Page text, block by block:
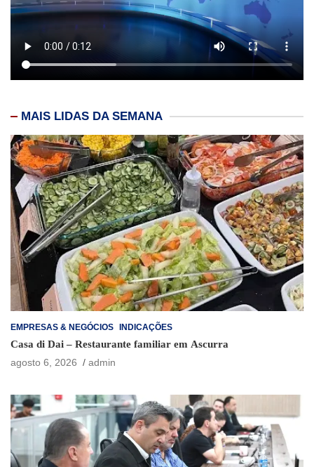
MAIS LIDAS DA SEMANA
EMPRESAS & NEGÓCIOS INDICAÇÕES
Casa di Dai – Restaurante familiar em Ascurra
agosto 6, 2026
admin